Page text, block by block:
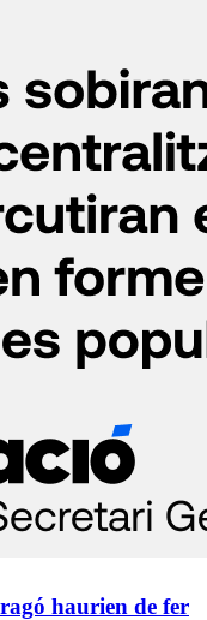
haurien de fer